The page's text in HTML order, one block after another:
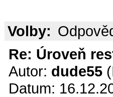
Volby:
Re: Úroveň
Autor: dude55
Datum: